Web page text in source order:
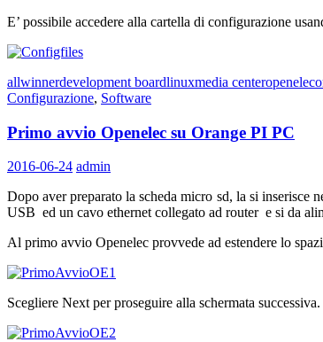
E’ possibile accedere alla cartella di configurazione
allwinnerdevelopment boardlinuxmedia centeropenelec
Configurazione, Software
Primo avvio Openelec su Orange PI PC
2016-06-24 admin
Dopo aver preparato la scheda micro sd, la si inserisce
USB ed un cavo ethernet collegato ad router e si da
Al primo avvio Openelec provvede ad estendere lo
Scegliere Next per proseguire alla schermata